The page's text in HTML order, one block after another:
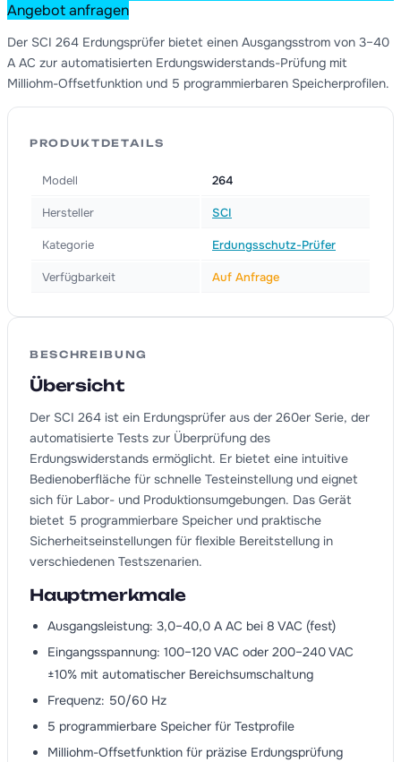
Angebot anfragen
Der SCI 264 Erdungsprüfer bietet einen Ausgangsstrom von 3–40
A AC zur automatisierten Erdungswiderstands-Prüfung mit
Milliohm-Offsetfunktion und 5 programmierbaren Speicherprofilen.
PRODUKTDETAILS
Modell 264
Hersteller SCI
Kategorie Erdungsschutz-Prüfer
Verfügbarkeit Auf Anfrage
BESCHREIBUNG
Übersicht
Der SCI 264 ist ein Erdungsprüfer aus der 260er Serie, der
automatisierte Tests zur Überprüfung des
Erdungswiderstands ermöglicht. Er bietet eine intuitive
Bedienoberfläche für schnelle Testeinstellung und eignet
sich für Labor- und Produktionsumgebungen. Das Gerät
bietet 5 programmierbare Speicher und praktische
Sicherheitseinstellungen für flexible Bereitstellung in
verschiedenen Testszenarien.
Hauptmerkmale
Ausgangsleistung: 3,0–40,0 A AC bei 8 VAC (fest)
Eingangsspannung: 100–120 VAC oder 200–240 VAC
±10% mit automatischer Bereichsumschaltung
Frequenz: 50/60 Hz
5 programmierbare Speicher für Testprofile
Milliohm-Offsetfunktion für präzise Erdungsprüfung